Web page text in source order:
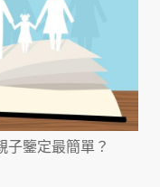
子鑒定最簡單？